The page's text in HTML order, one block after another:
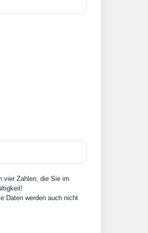
vier Zahlen, die Sie im
Daten werden auch nicht